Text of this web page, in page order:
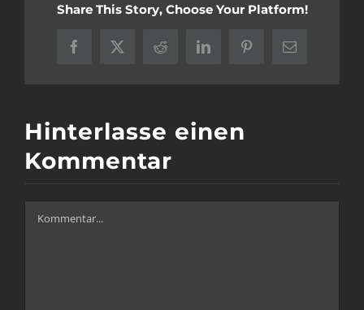
Share This Story, Choose Your Platform!
Facebook
X Reddit LinkedInPinterest
E-
Hinterlasse einen
Kommentar
Kommentar